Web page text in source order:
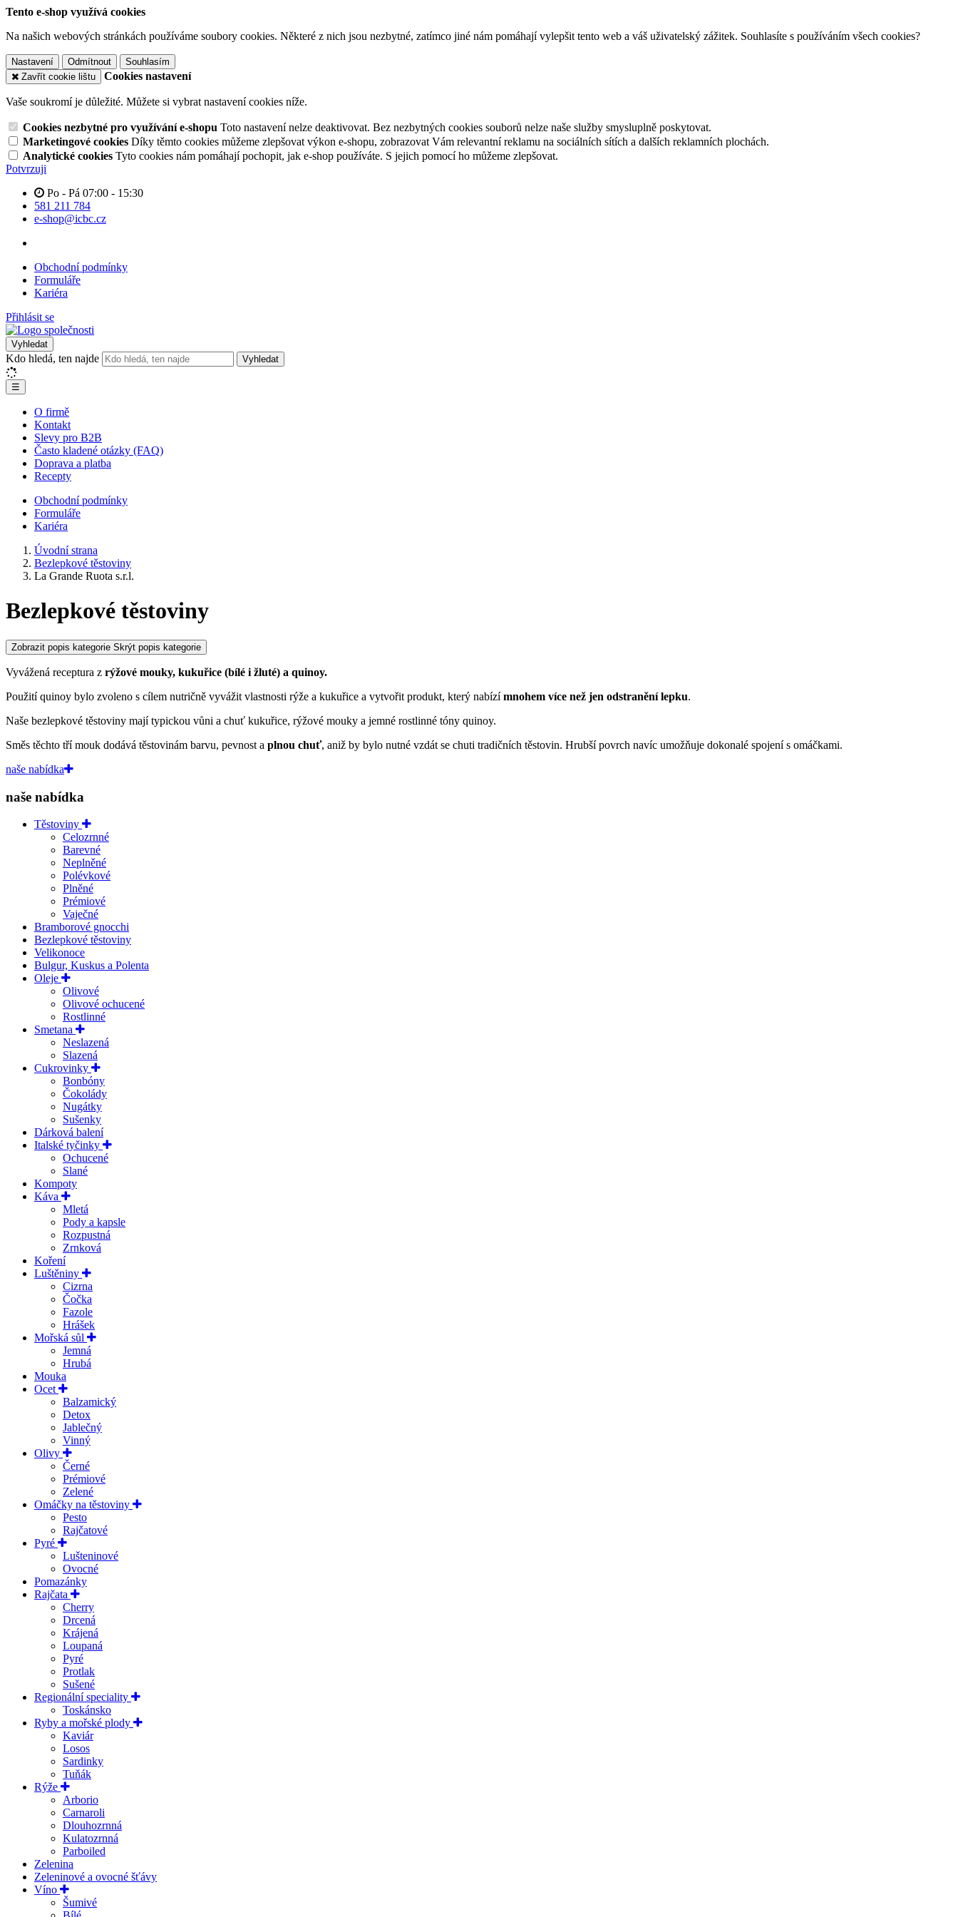
Tento e-shop využívá cookies
Na našich webových stránkách používáme soubory cookies. Některé z nich jsou nezbytné, zatímco jiné nám pomáhají vylepšit tento web a váš uživatelský zážitek. Souhlasíte s používáním všech cookies?
Nastavení Odmítnout
Souhlasím
Zavřít cookie lištu
Cookies nastavení
Vaše soukromí je důležité. Můžete si vybrat nastavení cookies níže.
Cookies nezbytné pro využívání e-shopu Toto nastavení nelze deaktivovat. Bez nezbytných cookies souborů nelze naše služby smysluplně poskytovat.
Marketingové cookies Díky těmto cookies můžeme zlepšovat výkon e-shopu, zobrazovat Vám relevantní reklamu na sociálních sítích a dalších reklamních plochách.
Analytické cookies Tyto cookies nám pomáhají pochopit, jak e-shop používáte. S jejich pomocí ho můžeme zlepšovat.
Potvrzuji
Po - Pá 07:00 - 15:30
581 211 784
e-shop@icbc.cz
Obchodní podmínky
Formuláře
Kariéra
Přihlásit se
Vyhledat
Kdo hledá, ten najde Vyhledat
☰
O firmě
Kontakt
Slevy pro B2B
Často kladené otázky (FAQ)
Doprava a platba
Recepty
Obchodní podmínky
Formuláře
Kariéra
Úvodní strana
Bezlepkové těstoviny
La Grande Ruota s.r.l.
Bezlepkové těstoviny
Zobrazit popis kategorie Skrýt popis kategorie
Vyvážená receptura z rýžové mouky, kukuřice (bílé i žluté) a quinoy.
Použití quinoy bylo zvoleno s cílem nutričně vyvážit vlastnosti rýže a kukuřice a vytvořit produkt, který nabízímnohem více než jen odstranění lepku.
Naše bezlepkové těstoviny mají typickou vůni a chuť kukuřice, rýžové mouky a jemné rostlinné tóny quinoy.
Směs těchto tří mouk dodává těstovinám barvu, pevnost a plnou chuť, aniž by bylo nutné vzdát se chuti tradičních těstovin. Hrubší povrch navíc umožňuje dokonalé spojení s omáčkami.
naše nabídka
naše nabídka
Těstoviny
Celozrnné
Barevné
Neplněné
Polévkové
Plněné
Prémiové
Vaječné
Bramborové gnocchi
Bezlepkové těstoviny
Velikonoce
Bulgur, Kuskus a Polenta
Oleje
Olivové
Olivové ochucené
Rostlinné
Smetana
Neslazená
Slazená
Cukrovinky
Bonbóny
Čokolády
Nugátky
Sušenky
Dárková balení
Italské tyčinky
Ochucené
Slané
Kompoty
Káva
Mletá
Pody a kapsle
Rozpustná
Zrnková
Koření
Luštěniny
Cizrna
Čočka
Fazole
Hrášek
Mořská sůl
Jemná
Hrubá
Mouka
Ocet
Balzamický
Detox
Jablečný
Vinný
Olivy
Černé
Prémiové
Zelené
Omáčky na těstoviny
Pesto
Rajčatové
Pyré
Lušteninové
Ovocné
Pomazánky
Rajčata
Cherry
Drcená
Krájená
Loupaná
Pyré
Protlak
Sušené
Regionální speciality
Toskánsko
Ryby a mořské plody
Kaviár
Losos
Sardinky
Tuňák
Rýže
Arborio
Carnaroli
Dlouhozrnná
Kulatozrnná
Parboiled
Zelenina
Zeleninové a ovocné šťávy
Víno
Šumivé